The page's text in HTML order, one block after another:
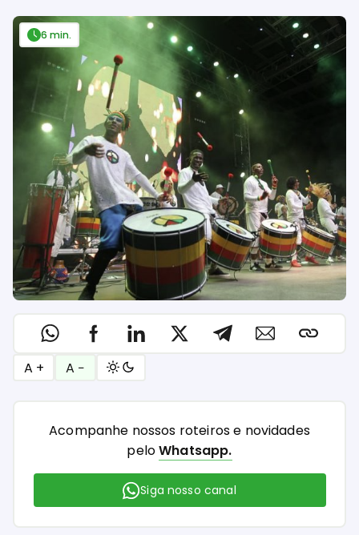
6 min.
A + A −
Acompanhe nossos roteiros e novidades
peloWhatsapp.
Siga nosso canal